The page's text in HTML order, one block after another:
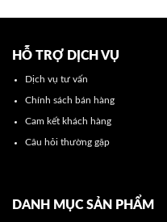
HỖ TRỢ DỊCH VỤ
Dịch vụ tư vấn
Chính sách bán hàng
Cam kết khách hàng
Câu hỏi thường gặp
DANH MỤC SẢN PHẨM